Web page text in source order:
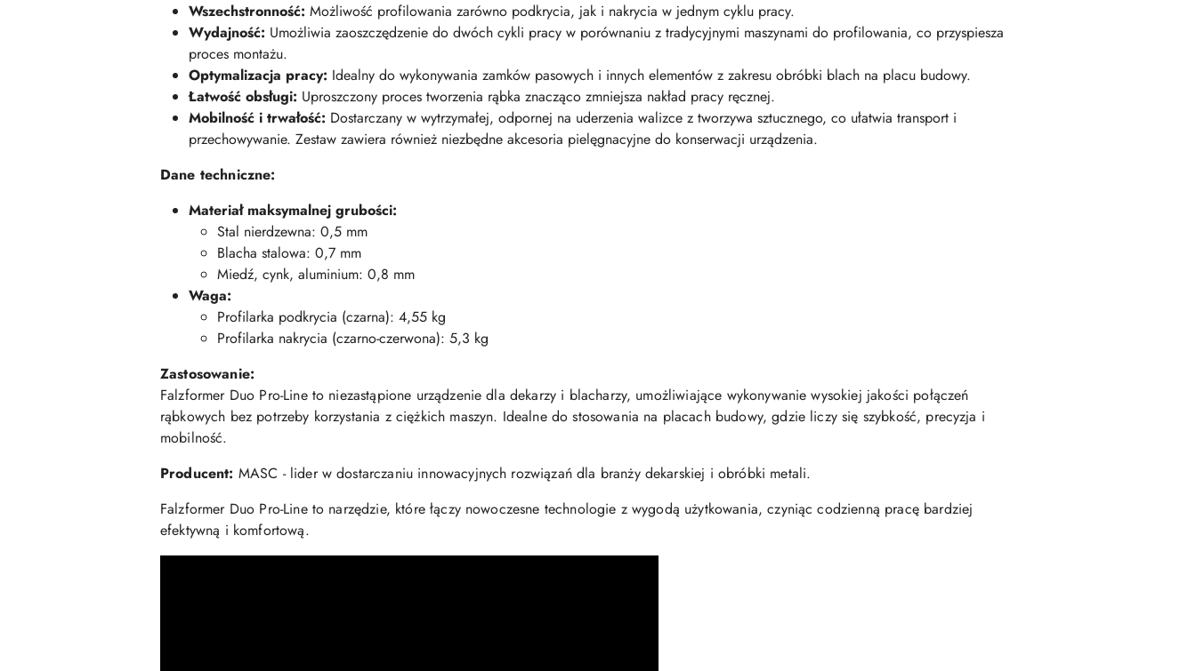
Wszechstronność: Możliwość profilowania zarówno podkrycia, jak i nakrycia w jednym cyklu pracy.
Wydajność: Umożliwia zaoszczędzenie do dwóch cykli pracy w porównaniu z tradycyjnymi maszynami do profilowania, co przyspiesza
proces montażu.
Optymalizacja pracy: Idealny do wykonywania zamków pasowych i innych elementów z zakresu obróbki blach na placu budowy.
Łatwość obsługi: Uproszczony proces tworzenia rąbka znacząco zmniejsza nakład pracy ręcznej.
Mobilność i trwałość: Dostarczany w wytrzymałej, odpornej na uderzenia walizce z tworzywa sztucznego, co ułatwia transport i
przechowywanie. Zestaw zawiera również niezbędne akcesoria pielęgnacyjne do konserwacji urządzenia.
Dane techniczne:
Materiał maksymalnej grubości:
Stal nierdzewna: 0,5 mm
Blacha stalowa: 0,7 mm
Miedź, cynk, aluminium: 0,8 mm
Waga:
Profilarka podkrycia (czarna): 4,55 kg
Profilarka nakrycia (czarno-czerwona): 5,3 kg
Zastosowanie:
Falzformer Duo Pro-Line to niezastąpione urządzenie dla dekarzy i blacharzy, umożliwiające wykonywanie wysokiej jakości połączeń
rąbkowych bez potrzeby korzystania z ciężkich maszyn. Idealne do stosowania na placach budowy, gdzie liczy się szybkość, precyzja i
mobilność.
Producent: MASC - lider w dostarczaniu innowacyjnych rozwiązań dla branży dekarskiej i obróbki metali.
Falzformer Duo Pro-Line to narzędzie, które łączy nowoczesne technologie z wygodą użytkowania, czyniąc codzienną pracę bardziej
efektywną i komfortową.